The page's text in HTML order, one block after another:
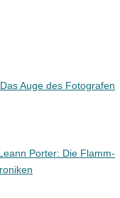
Das Auge des Fotografen